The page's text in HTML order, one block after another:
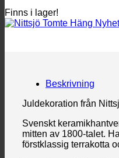
Finns i lager!
Beskrivning
Juldekoration från
Svenskt
mitten av 1800-talet.
förstklassig terrakotta